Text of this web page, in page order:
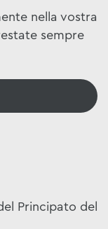
nella vostra
sempre
Principato del